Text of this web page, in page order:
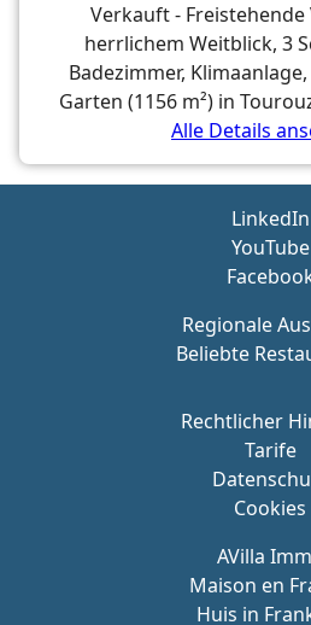
Verkauft - Freistehende
herrlichem Weitblick, 3
Badezimmer,
Garten (1156 m²) in
Alle Details
Rechtlicher
Tarife
Cookies
AVilla
Maison en
Huis in
LinkedIn
YouTube
Regionale
Beliebte